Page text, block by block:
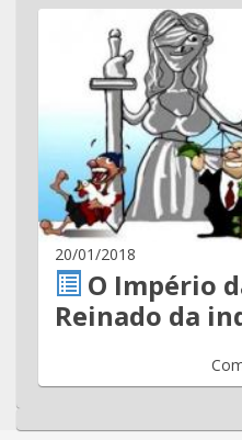
20/01/2018
O Império
Reinado da